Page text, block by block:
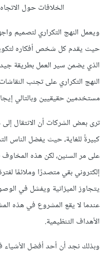
الخلافات حول
ويعمل النهج التكراري لتصميم
حيث يقدم كل شخص أفكاره لتكوين
الذي يضمن سير العمل بطريقة
النهج التكراري على تجنب
مستخدمين حقيقيين وبالتالي
ترى بعض الشركات أن الانتقال
كبيرةً للغاية، حيث يفضل الناس
على مر السنين، لكن هذه
إلكتروني بقي متصدرًا وملائمًا
يتجاوز الميزانية ويفشل في
عندما لا يقع المشروع في هذه
الأهداف التنظيمية.
وبذلك نجد أن أحد أفضل الأشياء